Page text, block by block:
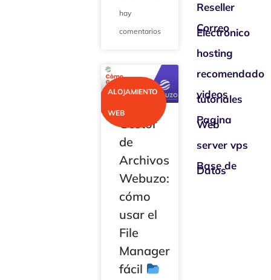
hay
comentarios
ALOJAMIENTO
WEB
Gestor
de
Archivos
Webuzo:
cómo
usar el
File
Manager
fácil
Reseller
Correo
Electronico
hosting
recomendado
videos
tutoriales
Pagina
Web
server vps
Base de
Datos